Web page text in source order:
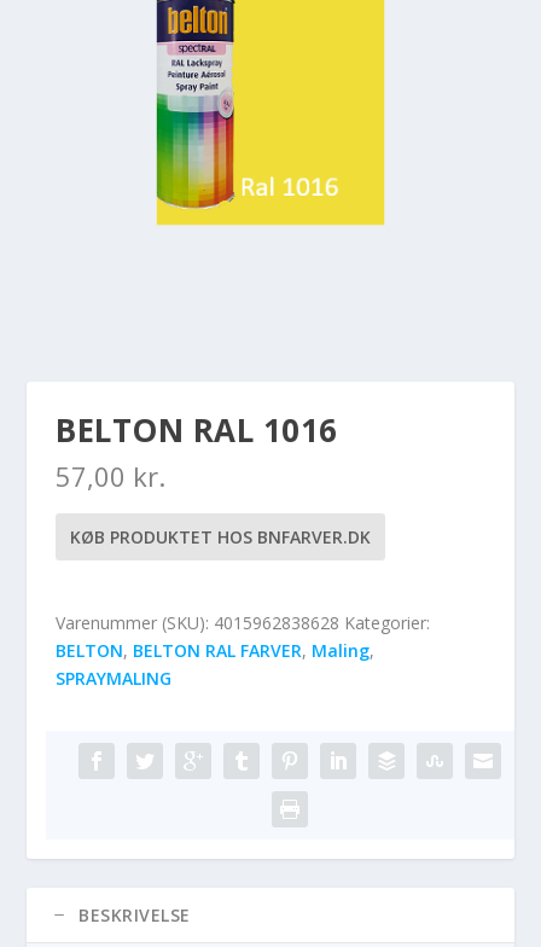
BELTON RAL 1016
57,00 kr.
KØB PRODUKTET HOS BNFARVER.DK
Varenummer (SKU): 4015962838628 Kategorier:
BELTON, BELTON RAL FARVER, Maling,
SPRAYMALING
BESKRIVELSE